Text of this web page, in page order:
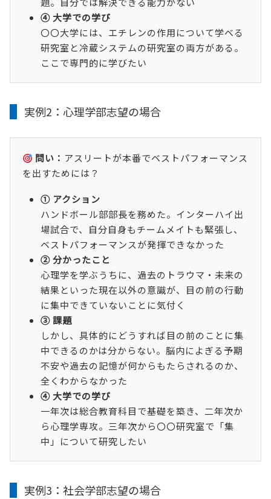
④ 大学での学び
〇〇大学には、エチレンの作用について学べる
研究室と冷蔵システムの研究室の両方がある。
ここで専門的に学びたい
実例2：心理学部志望の場合
問い： アスリートが本番でベストパフォーマンス
を出すためには？
① アクション
ハンドボール部部長を務めた。インターハイ出
場試合で、自分自身もチームメイトも緊張し、
ベストパフォーマンスが発揮できなかった
② 分かったこと
心理学を学ぶうちに、過去のトラウマ・未来の
結果といった現在以外の意識が、目の前の行動
に集中できていないことに気付く
③ 課題
しかし、具体的にどうすれば目の前のことに集
中できるのかは分からない。脳内によぎる予期
不安や過去の記憶が何からもたらされるのか、
全くわからなかった
④ 大学での学び
一年次は総合教育科目で基礎を築き、二年次か
ら心理学専攻。三年次から〇〇研究室で「集
中」について研究したい
実例3：社会学部志望の場合